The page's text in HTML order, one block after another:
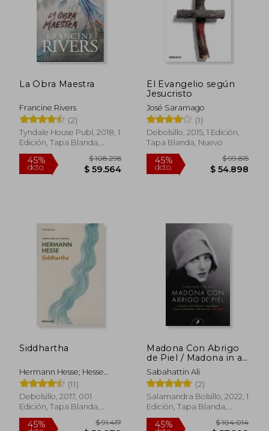
45%
dcto. $ 61.735
45%
dcto. $
La Obra Maestra
Francine Rivers
(2)
Tyndale House Publ, 2018, 1
Edición, Tapa Blanda,
Nuevo
45%
dcto. $ 59.564
El Evangelio según
Jesucristo
José Saramago
(1)
Debolsillo, 2015, 1 Edición,
Tapa Blanda, Nuevo
45%
dcto. $
Siddhartha
Hermann Hesse; Hesse
Hermann
(11)
Debolsillo, 2017, 001
Edición, Tapa Blanda,
Nuevo
Madona Con Abrigo
de Piel / Madona in a
Fur Coat
Sabahattin Ali
(2)
Salamandra Bolsillo, 2022, 1
Edición, Tapa Blanda,
Nuevo